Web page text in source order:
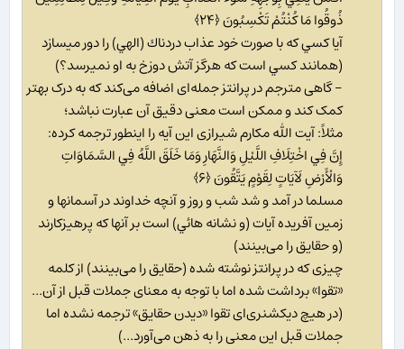
ذُوقُوا مَا كُنْتُمْ تَكْسِبُونَ ﴿۲۴﴾
آيا كسي كه با صورت خود عذاب دردناك (الهي) را دور مي‏سازد
(همانند كسي است كه هرگز آتش دوزخ به او نمي‏رسد؟)
- گاهی مترجم در پرانتز جمله‌ای اضافه می‌کند که به درک بهتر
کمک کند و ممکن است معنی دقیق آن عبارت نباشد؛
مثلاً: آیت الله مکارم شیرازی این آیه را اینطور ترجمه کرده:
إِنَّ فِي اخْتِلَافِ اللَّيْلِ وَالنَّهَارِ وَمَا خَلَقَ اللَّهُ فِي السَّمَاوَاتِ
وَالْأَرْضِ لَآيَاتٍ لِقَوْمٍ يَتَّقُونَ ﴿۶﴾
مسلما در آمد و شد شب و روز و آنچه خداوند در آسمانها و
زمين آفريده آيات (و نشانه‏ هائي) است بر آنها كه پرهيزكارند
(و حقایق را می‌بینند)
چیزی که در پرانتز نوشته شده (حقایق را می‌بینند) از کلمه
«تقوا» برداشت شده اما با توجه به معنای جملات قبل از آن...
(در هیچ دیکشنری‌ای تقوا «دیدن حقایق» ترجمه نشده اما
جملات قبل این معنی را به ذهن می‌آورد...)